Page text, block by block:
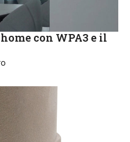
con WPA3 e il